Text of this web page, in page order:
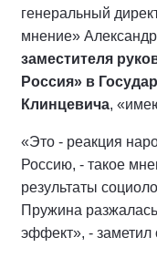
генеральный
мнение»
заместителя
Россия» в
Клинцевича,
«Это - реакция
Россию, - такое
результаты
Пружина
эффект», - заметил